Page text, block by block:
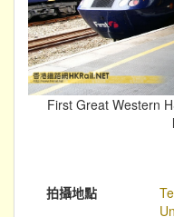
First Great Western
拍攝地點